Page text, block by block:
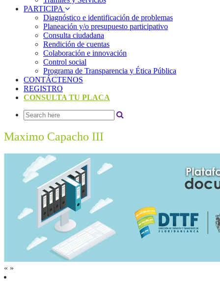
PARTICIPA
Diagnóstico e identificación de problemas
Planeación y/o presupuesto participativo​
Consulta ciudadana
Rendición de cuentas
Colaboración e innovación
Control social
Programa de Transparencia y Ética Pública
CONTÁCTENOS
REGISTRO
CONSULTA TU PLACA
Maximo Capacho III
« »